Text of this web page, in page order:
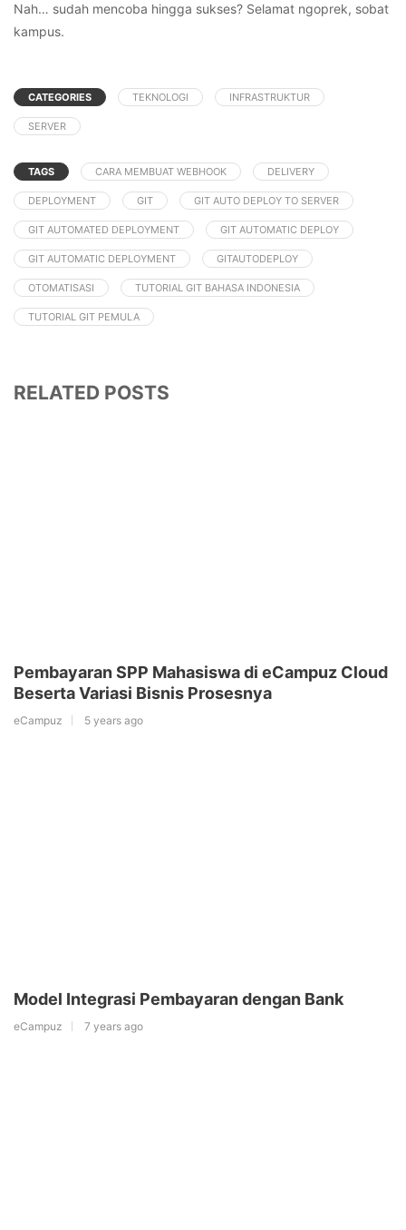
Nah… sudah mencoba hingga sukses? Selamat ngoprek, sobat
kampus.
CATEGORIES TEKNOLOGI INFRASTRUKTUR
SERVER
TAGS CARA MEMBUAT WEBHOOK DELIVERY
DEPLOYMENT GIT GIT AUTO DEPLOY TO SERVER
GIT AUTOMATED DEPLOYMENT GIT AUTOMATIC DEPLOY
GIT AUTOMATIC DEPLOYMENT GITAUTODEPLOY
OTOMATISASI TUTORIAL GIT BAHASA INDONESIA
TUTORIAL GIT PEMULA
RELATED POSTS
Pembayaran SPP Mahasiswa di eCampuz Cloud
Beserta Variasi Bisnis Prosesnya
eCampuz 5 years ago
Model Integrasi Pembayaran dengan Bank
eCampuz 7 years ago